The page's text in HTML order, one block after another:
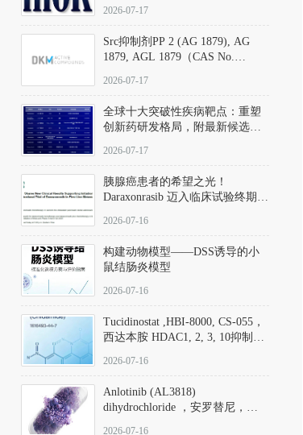
140 nM和300 nM；在众多丝氨酸/
中，其靶向ROCK的选择性超过
200倍，凸显出优异的分子特异
2026-07-17
Src抑制剂PP 2 (AG 1879), AG
1879, AGL 1879（CAS No.
应用指南
2026-07-17
全球十大突破性疾病靶点：重塑
创新药研发格局，附最新候选分
2026-07-17
胰腺癌患者的希望之光！
Daraxonrasib 迈入临床试验终期阶
2026-07-16
构建动物模型——DSS诱导的小
鼠结肠炎模型
2026-07-16
Tucidinostat ,HBI-8000, CS-055，
西达本胺 HDAC1, 2, 3, 10抑制剂
D808567) - DKM活性分子
2026-07-16
Anlotinib (AL3818)
dihydrochloride ，安罗替尼，
2026-07-16